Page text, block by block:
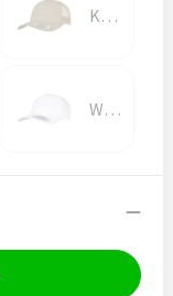
KHAKI
WHITE